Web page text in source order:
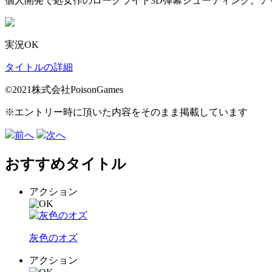
実況OK
タイトルの詳細
©2021株式会社PoisonGames
※エントリー時に頂いた内容をそのまま掲載しています
前へ 次へ
おすすめタイトル
アクション
灰色のオズ
アクション